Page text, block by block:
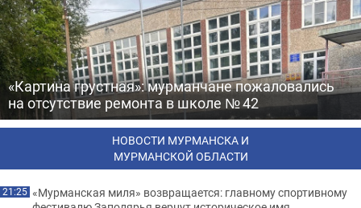
«Картина грустная»: мурманчане пожаловались
на отсутствие ремонта в школе № 42
НОВОСТИ МУРМАНСКА И
МУРМАНСКОЙ ОБЛАСТИ
21:25 «Мурманская миля» возвращается: главному спортивному